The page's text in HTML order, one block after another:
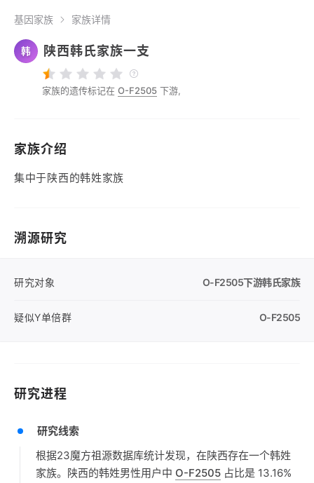
基因家族 家族详情
韩 陕西韩氏家族一支
家族的遗传标记在 O-F2505 下游,
家族介绍
集中于陕西的韩姓家族
溯源研究
研究对象 O-F2505下游韩氏家族
疑似Y单倍群 O-F2505
研究进程
研究线索
根据23魔方祖源数据库统计发现，在陕西存在一个韩姓
家族。陕西的韩姓男性用户中 O-F2505 占比是 13.16%